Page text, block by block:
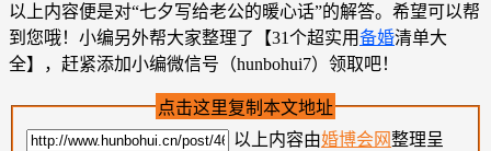
以上内容便是对“七夕写给老公的暖心话”的解答。希望可以帮
到您哦！小编另外帮大家整理了【31个超实用备婚清单大
全】，赶紧添加小编微信号（hunbohui7）领取吧！
点击这里复制本文地址
以上内容由婚博会网整理呈